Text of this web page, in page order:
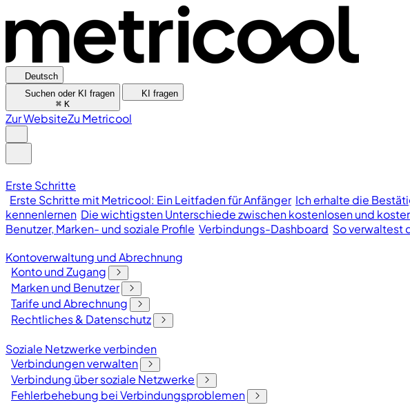
Deutsch
Suchen oder KI fragen
⌘ K
KI fragen
Zur WebsiteZu Metricool
Erste Schritte
Erste Schritte mit Metricool: Ein Leitfaden für Anfänger Ich erhalte die
kennenlernen Die wichtigsten Unterschiede zwischen kostenlosen und
Benutzer, Marken- und soziale Profile Verbindungs-Dashboard So verwaltest
Kontoverwaltung und Abrechnung
Konto und Zugang
Marken und Benutzer
Tarife und Abrechnung
Rechtliches & Datenschutz
Soziale Netzwerke verbinden
Verbindungen verwalten
Verbindung über soziale Netzwerke
Fehlerbehebung bei Verbindungsproblemen